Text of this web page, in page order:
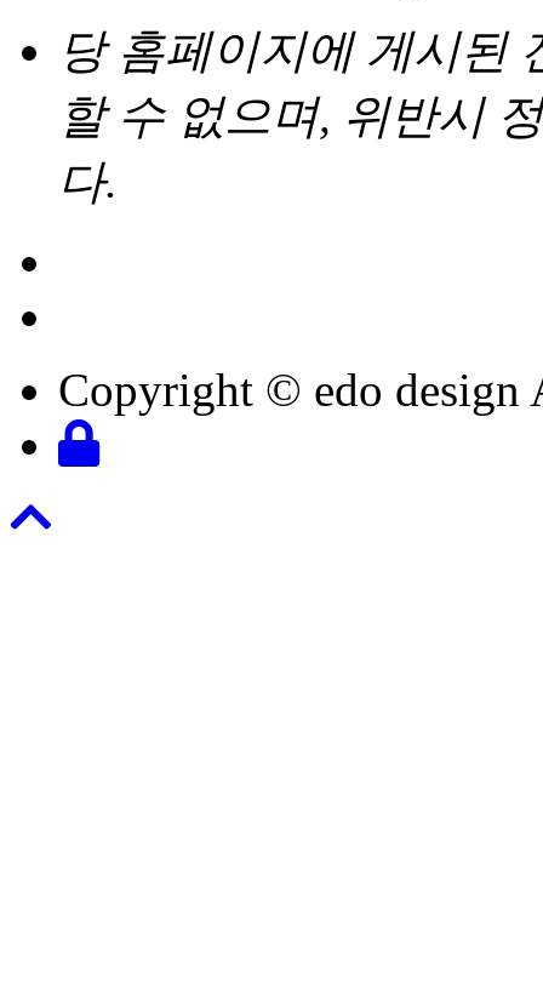
당 홈페이지에 게시된
할 수 없으며, 위반시
다.
Copyright © edo design